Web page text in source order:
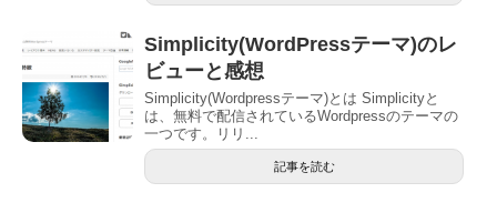
Simplicity(WordPressテーマ)のレ
ビューと感想
Simplicity(Wordpressテーマ)とは Simplicityと
は、無料で配信されているWordpressのテーマの
一つです。リリ...
記事を読む